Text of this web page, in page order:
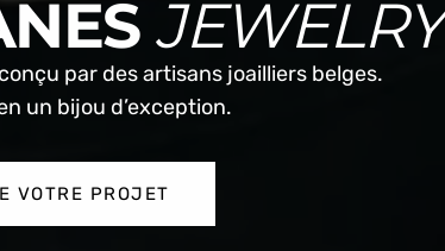
JEWELRY
par des artisans joailliers belges.
un bijou d’exception.
VOTRE PROJET